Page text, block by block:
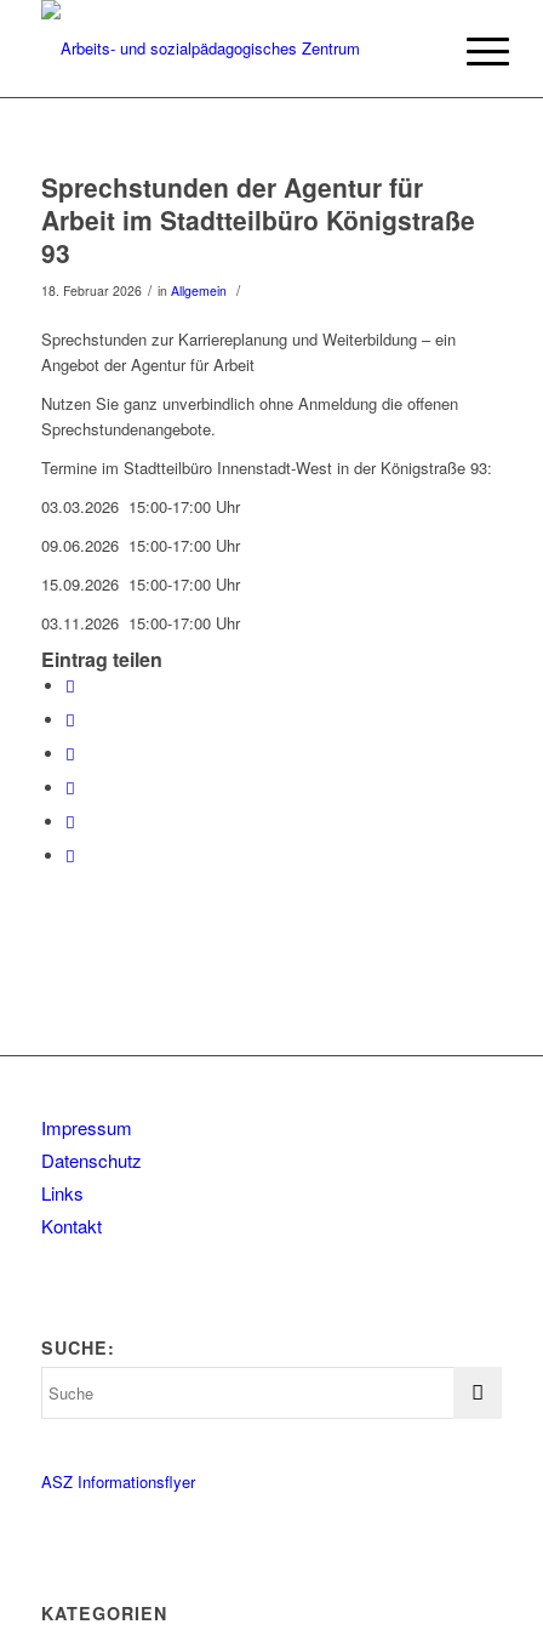
Sprechstunden der Agentur für
Arbeit im Stadtteilbüro Königstraße
93
18. Februar 2026 / in Allgemein /
Sprechstunden zur Karriereplanung und Weiterbildung – ein
Angebot der Agentur für Arbeit
Nutzen Sie ganz unverbindlich ohne Anmeldung die offenen
Sprechstundenangebote.
Termine im Stadtteilbüro Innenstadt-West in der Königstraße 93:
03.03.2026 15:00-17:00 Uhr
09.06.2026 15:00-17:00 Uhr
15.09.2026 15:00-17:00 Uhr
03.11.2026 15:00-17:00 Uhr
Eintrag teilen
Impressum
Datenschutz
Links
Kontakt
SUCHE:
ASZ Informationsflyer
KATEGORIEN